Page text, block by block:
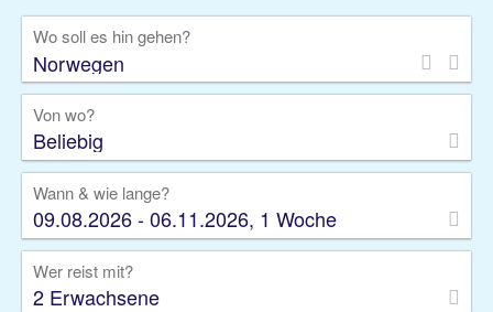
Rundreise
Kreuzfahrt
Gruppenreise
Camper Privattransfer
Wo soll es hin gehen?
Von wo?
Beliebig
Wann & wie lange?
09.08.2026 - 06.11.2026, 1 Woche
Wer reist mit?
2 Erwachsene